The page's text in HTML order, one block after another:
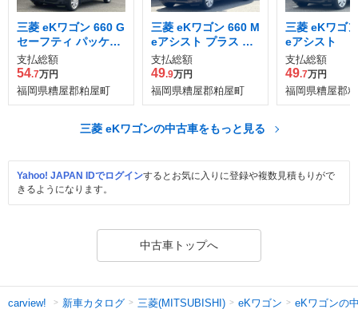
三菱 eKワゴン 660 G
セーフティ パッケー
ジ
支払総額
54.7万円
福岡県糟屋郡粕屋町
三菱 eKワゴン 660 M
eアシスト プラス エ
ディション
支払総額
49.9万円
福岡県糟屋郡粕屋町
三菱 eKワゴ
eアシスト
支払総額
49.7万円
福岡県糟屋郡
三菱 eKワゴンの中古車をもっと見る
Yahoo! JAPAN IDでログインするとお気に入りに登録や複数見積もりがで
きるようになります。
中古車トップへ
carview! 新車カタログ 三菱(MITSUBISHI) eKワゴン eKワゴンの